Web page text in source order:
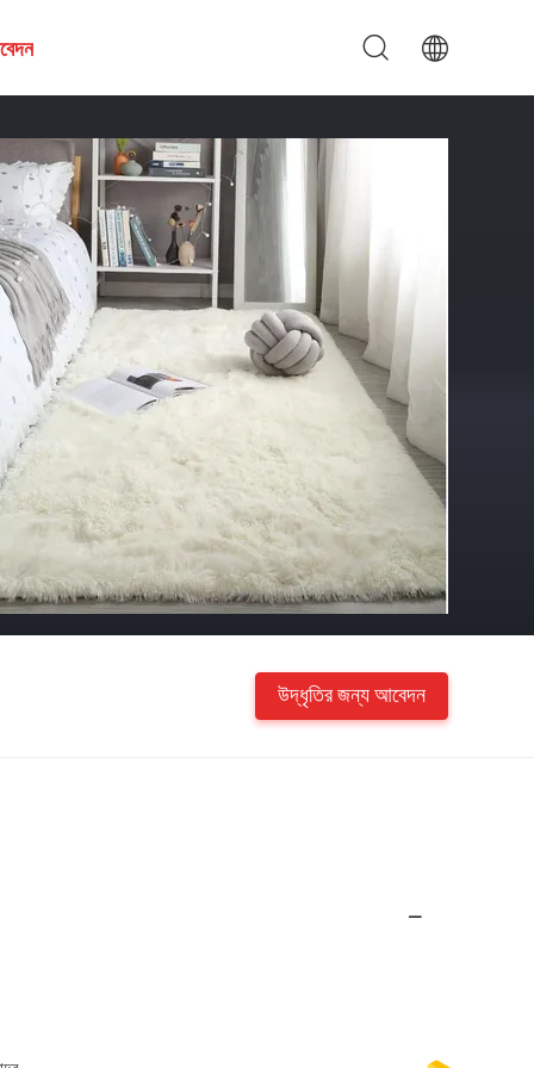
উদ্ধৃতির জন্য আবেদন